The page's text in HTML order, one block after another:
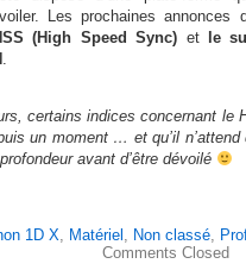
Les prochaines annonces
(High Speed Sync) et
le
.
certains indices concernant le
un moment … et qu’il n’attend
avant d’être dévoilé
1D X, Matériel , Non classé,
Comments Closed